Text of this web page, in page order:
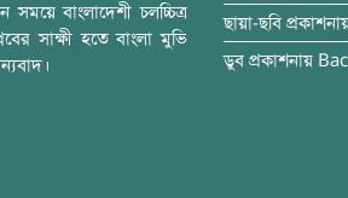
সময়ে বাংলাদেশী চলচ্চিত্র
সাক্ষী হতে বাংলা মুভি
ছায়া-ছবি
ডুব প্রকাশনায়